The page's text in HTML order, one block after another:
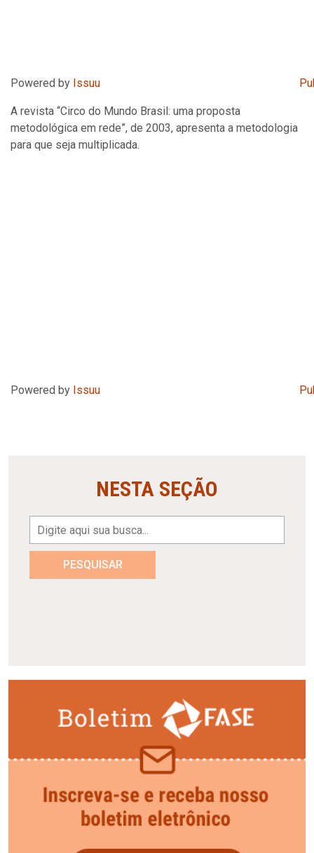
Powered by Issuu
A revista “Circo do Mundo Brasil: uma proposta
metodológica em rede”, de 2003, apresenta a metodologia
para que seja multiplicada.
Powered by Issuu
NESTA SEÇÃO
PESQUISAR